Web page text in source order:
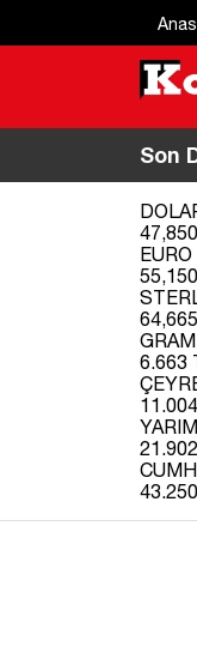
Son
EURO
GRAM
6.663
YARIM